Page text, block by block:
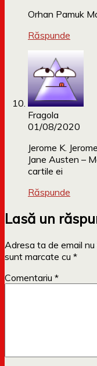
Orhan Pamuk
Răspunde
Fragola
01/08/2020
Jerome K.
Jane Austen –
cartile ei
Răspunde
Lasă un
Adresa ta de email
sunt marcate cu *
Comentariu *